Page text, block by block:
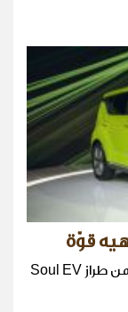
لم تهدر كيا الوقت للكشف عن أحدث جيل من طراز Soul EV